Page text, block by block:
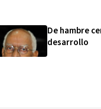
De hambre
desarrollo